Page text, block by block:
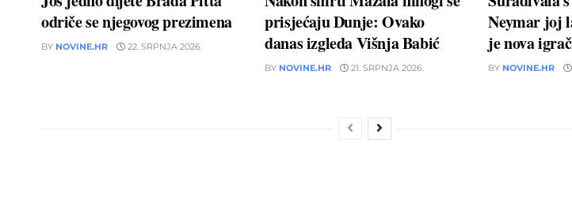
odriče se njegovog prezimena
BY NOVINE.HR 22. SRPNJA 2026.
prisjećaju Dunje: Ovako
danas izgleda Višnja Babić
BY NOVINE.HR 21. SRPNJA 2026.
Neymar joj
je nova
BY NOVINE.HR